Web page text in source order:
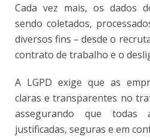
Cada vez mais, os dados
sendo coletados,
diversos fins – desde o
contrato de trabalho e o
A LGPD exige que as
claras e transparentes no
assegurando que todas
justificadas, seguras e em